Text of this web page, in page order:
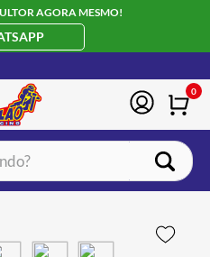
AGORA MESMO!
0